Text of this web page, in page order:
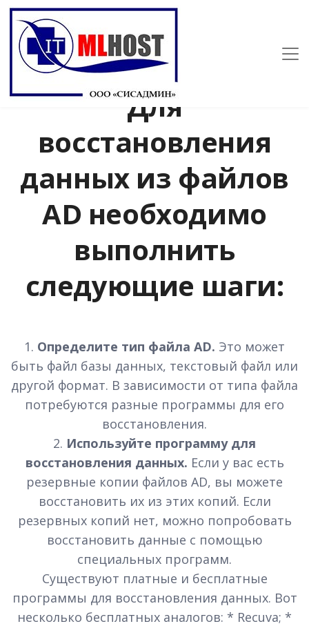
Для
восстановления
данных из файлов
AD необходимо
выполнить
следующие шаги:
1. Определите тип файла AD. Это может
быть файл базы данных, текстовый файл или
другой формат. В зависимости от типа файла
потребуются разные программы для его
восстановления.
2. Используйте программу для
восстановления данных. Если у вас есть
резервные копии файлов AD, вы можете
восстановить их из этих копий. Если
резервных копий нет, можно попробовать
восстановить данные с помощью
специальных программ.
Существуют платные и бесплатные
программы для восстановления данных. Вот
несколько бесплатных аналогов: * Recuva; *